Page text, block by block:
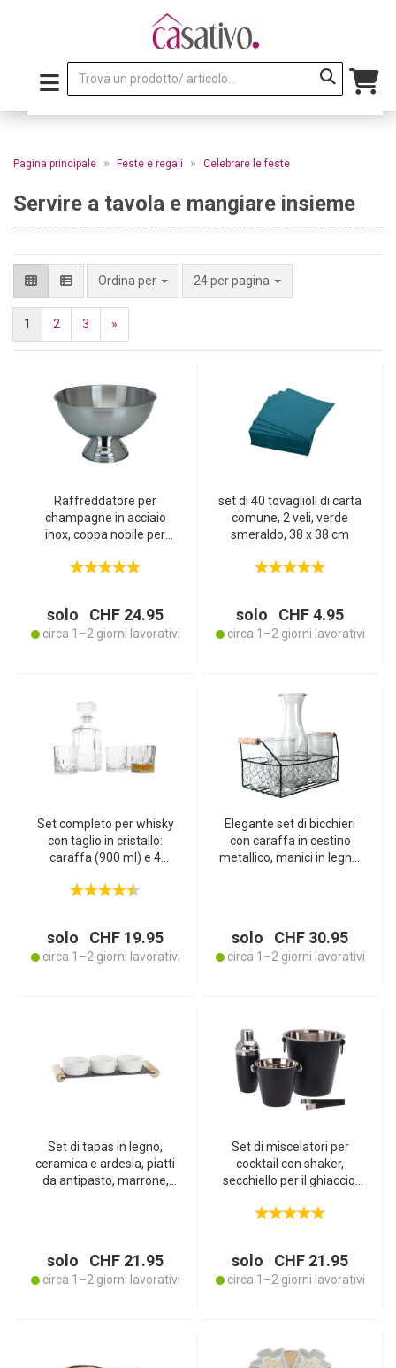
Pagina principale » Feste e regali » Celebrare le feste
Servire a tavola e mangiare insieme
Ordina per 24 per pagina
1 2 3 »
Raffreddatore per
champagne in acciaio
inox, coppa nobile per
39 x 24 cm
solo CHF 24.95
circa 1–2 giorni lavorativi
set di 40 tovaglioli di carta
comune, 2 veli, verde
smeraldo, 38 x 38 cm
solo CHF 4.95
circa 1–2 giorni lavorativi
Set completo per whisky
con taglio in cristallo:
caraffa (900 ml) e 4
bicchieri di alta qualità con
solo CHF 19.95
circa 1–2 giorni lavorativi
Elegante set di bicchieri
con caraffa in cestino
metallico, manici in legno,
solo CHF 30.95
circa 1–2 giorni lavorativi
Set di tapas in legno,
ceramica e ardesia, piatti
da antipasto, marrone,
solo CHF 21.95
circa 1–2 giorni lavorativi
Set di miscelatori per
cocktail con shaker,
secchiello per il ghiaccio,
accessori da bar in acciaio
solo CHF 21.95
circa 1–2 giorni lavorativi